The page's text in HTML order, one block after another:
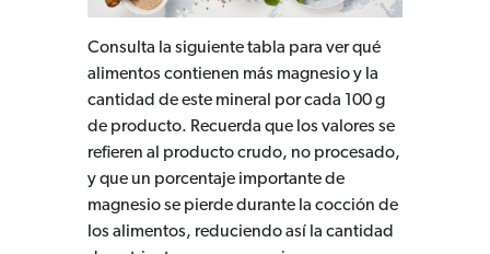
Consulta la siguiente tabla para ver qué
alimentos contienen más magnesio y la
cantidad de este mineral por cada 100 g
de producto. Recuerda que los valores se
refieren al producto crudo, no procesado,
y que un porcentaje importante de
magnesio se pierde durante la cocción de
los alimentos, reduciendo así la cantidad